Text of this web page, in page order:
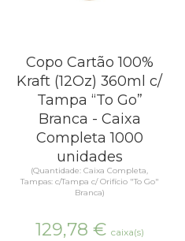
Copo Cartão 100%
Kraft (12Oz) 360ml c/
Tampa “To Go”
Branca - Caixa
Completa 1000
unidades
(Quantidade: Caixa Completa,
Tampas: c/Tampa c/ Orifício "To Go"
Branca)
129,78 € caixa(s)